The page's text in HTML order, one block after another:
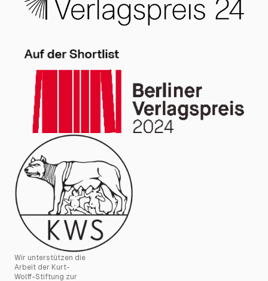
Wir unterstützen die
Arbeit der Kurt-
Wolff-Stiftung zur